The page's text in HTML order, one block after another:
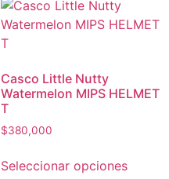
Casco Little Nutty
Watermelon MIPS HELMET
T
$380,000
Seleccionar opciones